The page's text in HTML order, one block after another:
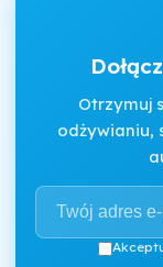
Otrzymuj
odżywianiu,